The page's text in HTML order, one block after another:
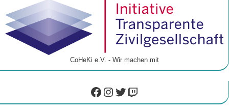
CoHeKi e.V. - Wir machen mit
Facebook
Instagram
Twitter
Twitch